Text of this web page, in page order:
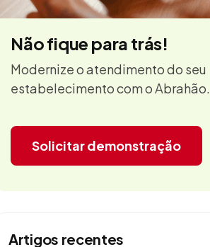
Não fique para trás!
Modernize o atendimento do seu
estabelecimento com o Abrahão.
Solicitar demonstração
Artigos recentes